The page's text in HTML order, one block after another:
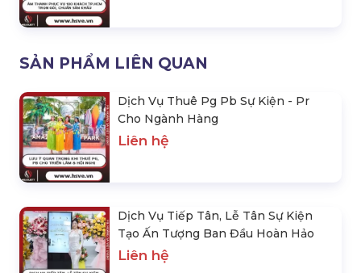
SẢN PHẨM LIÊN QUAN
Dịch Vụ Thuê Pg Pb Sự Kiện - Pr
Cho Ngành Hàng
Liên hệ
Dịch Vụ Tiếp Tân, Lễ Tân Sự Kiện
Tạo Ấn Tượng Ban Đầu Hoàn Hảo
Liên hệ